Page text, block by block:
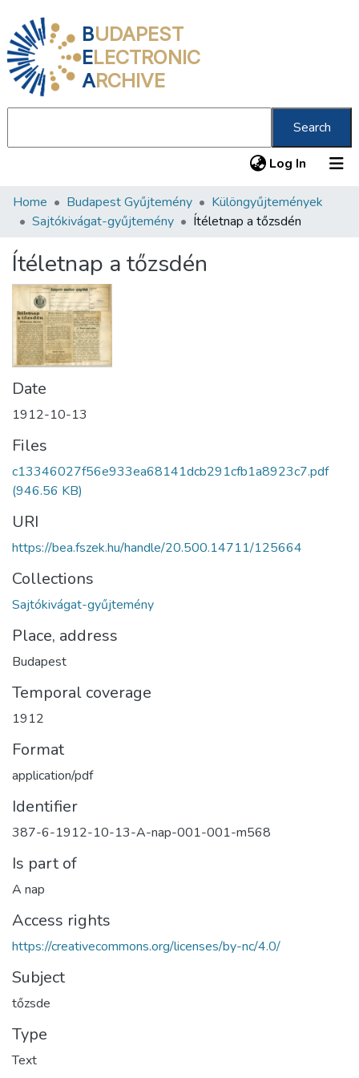
BUDAPEST
ELECTRONIC
ARCHIVE
Search
Log In (current)
Communities & Collections
Statistics
About us
Home Budapest Gyűjtemény
Különgyűjtemények
Sajtókivágat-gyűjtemény
Ítéletnap a tőzsdén
Ítéletnap a tőzsdén
Date
1912-10-13
Files
c13346027f56e933ea68141dcb291cfb1a8923c7.pdf
(946.56 KB)
URI
https://bea.fszek.hu/handle/20.500.14711/125664
Collections
Sajtókivágat-gyűjtemény
Place, address
Budapest
Temporal coverage
1912
Format
application/pdf
Identifier
387-6-1912-10-13-A-nap-001-001-m568
Is part of
A nap
Access rights
https://creativecommons.org/licenses/by-nc/4.0/
Subject
tőzsde
Type
Text